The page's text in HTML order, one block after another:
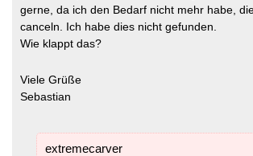
gerne, da ich den Bedarf nicht mehr habe,
canceln. Ich habe dies nicht gefunden.
Wie klappt das?
Viele Grüße
Sebastian
extremecarver